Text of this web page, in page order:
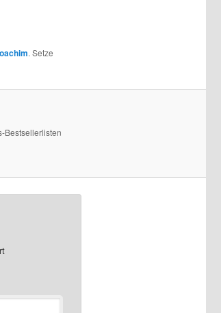
. Setze
Bestsellerlisten